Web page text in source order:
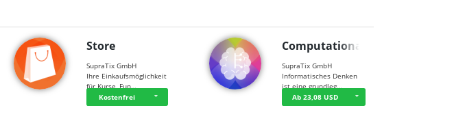
Store
SupraTix GmbH
Ihre Einkaufsmöglichkeit
für Kurse, Fun…
Kostenfrei
Computational T…
SupraTix GmbH
Informatisches Denken
ist eine grundleg…
Ab 23,08 USD